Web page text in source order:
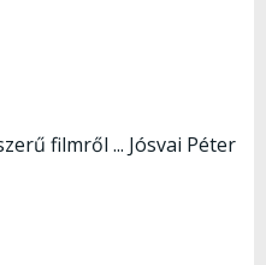
filmről ... Jósvai Péter